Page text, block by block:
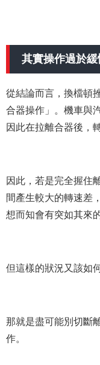
其實操作過於
從結論而言，換檔頓
合器操作」。機車與
因此在拉離合器後，
因此，若是完全握住
間產生較大的轉速差
想而知會有突如其來
但這樣的狀況又該如
那就是盡可能別切斷
作。